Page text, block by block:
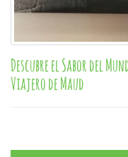
Descubre el Sabor del
Viajero de Maud